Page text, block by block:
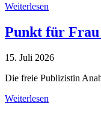
Weiterlesen
Punkt für Frau
15. Juli 2026
Die freie Publizistin
Weiterlesen